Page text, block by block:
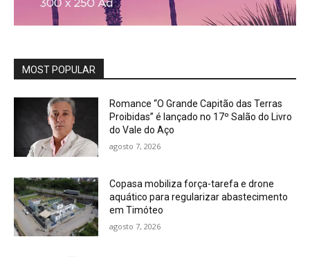
MOST POPULAR
Romance “O Grande Capitão das Terras
Proibidas” é lançado no 17º Salão do Livro
do Vale do Aço
agosto 7, 2026
Copasa mobiliza força-tarefa e drone
aquático para regularizar abastecimento
em Timóteo
agosto 7, 2026